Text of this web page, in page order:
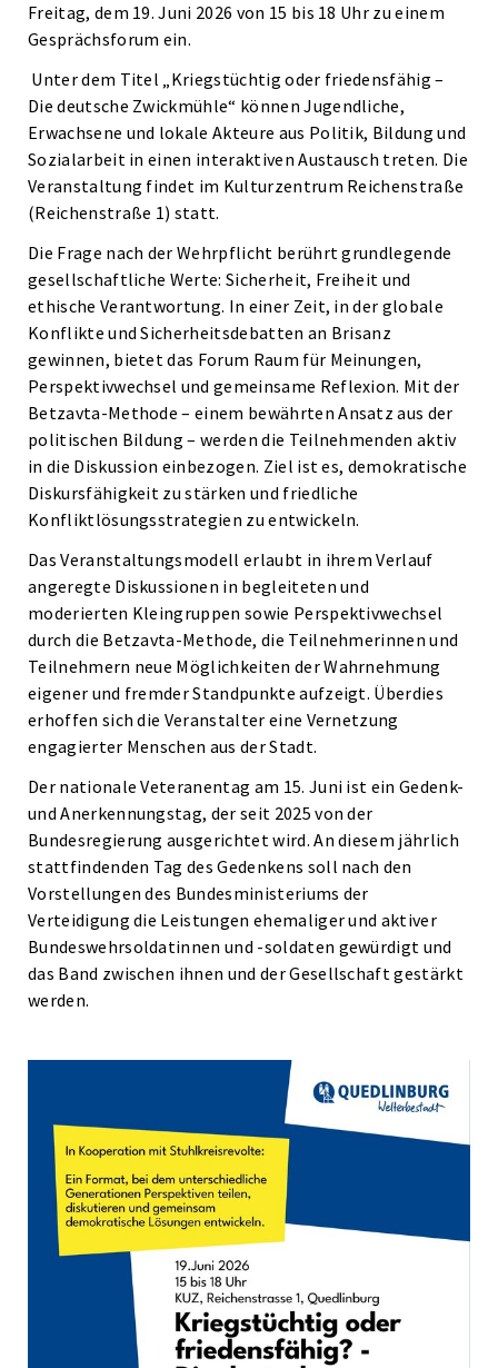
Freitag, dem 19. Juni 2026 von 15 bis 18 Uhr zu einem
Gesprächsforum ein.
Unter dem Titel „Kriegstüchtig oder friedensfähig –
Die deutsche Zwickmühle“ können Jugendliche,
Erwachsene und lokale Akteure aus Politik, Bildung und
Sozialarbeit in einen interaktiven Austausch treten. Die
Veranstaltung findet im Kulturzentrum Reichenstraße
(Reichenstraße 1) statt.
Die Frage nach der Wehrpflicht berührt grundlegende
gesellschaftliche Werte: Sicherheit, Freiheit und
ethische Verantwortung. In einer Zeit, in der globale
Konflikte und Sicherheitsdebatten an Brisanz
gewinnen, bietet das Forum Raum für Meinungen,
Perspektivwechsel und gemeinsame Reflexion. Mit der
Betzavta-Methode – einem bewährten Ansatz aus der
politischen Bildung – werden die Teilnehmenden aktiv
in die Diskussion einbezogen. Ziel ist es, demokratische
Diskursfähigkeit zu stärken und friedliche
Konfliktlösungsstrategien zu entwickeln.
Das Veranstaltungsmodell erlaubt in ihrem Verlauf
angeregte Diskussionen in begleiteten und
moderierten Kleingruppen sowie Perspektivwechsel
durch die Betzavta-Methode, die Teilnehmerinnen und
Teilnehmern neue Möglichkeiten der Wahrnehmung
eigener und fremder Standpunkte aufzeigt. Überdies
erhoffen sich die Veranstalter eine Vernetzung
engagierter Menschen aus der Stadt.
Der nationale Veteranentag am 15. Juni ist ein Gedenk-
und Anerkennungstag, der seit 2025 von der
Bundesregierung ausgerichtet wird. An diesem jährlich
stattfindenden Tag des Gedenkens soll nach den
Vorstellungen des Bundesministeriums der
Verteidigung die Leistungen ehemaliger und aktiver
Bundeswehrsoldatinnen und -soldaten gewürdigt und
das Band zwischen ihnen und der Gesellschaft gestärkt
werden.